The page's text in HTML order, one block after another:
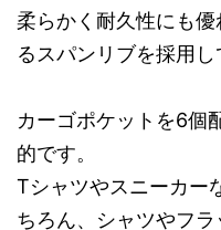
柔らかく耐久性にも
るスパンリブを採用し
カーゴポケットを6個
的です。
Tシャツやスニーカー
ちろん、シャツやフ